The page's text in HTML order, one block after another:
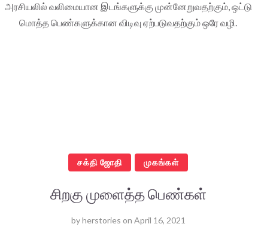
அரசியலில் வலிமையான இடங்களுக்கு முன்னேறுவதற்கும், ஒட்டு
மொத்த பெண்களுக்கான விடிவு ஏற்படுவதற்கும் ஒரே வழி.
சக்தி ஜோதி முகங்கள்
சிறகு முளைத்த பெண்கள்
byherstories on April 16, 2021